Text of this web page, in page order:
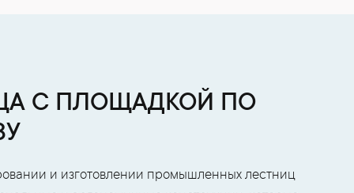
С ПЛОЩАДКОЙ ПО
и изготовлении промышленных лестниц